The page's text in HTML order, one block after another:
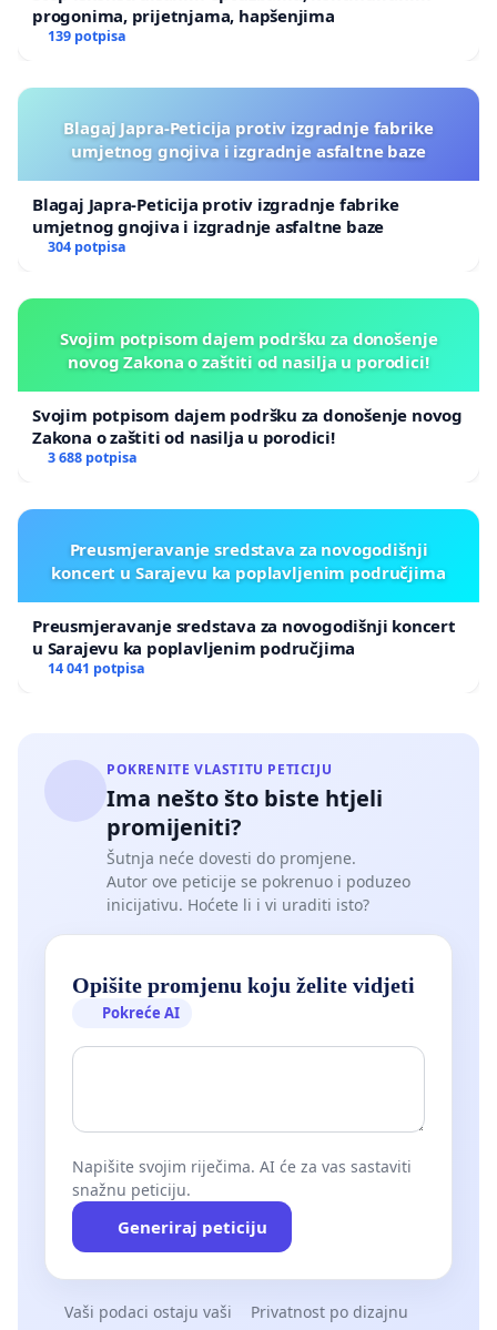
progonima, prijetnjama, hapšenjima
139 potpisa
Blagaj Japra-Peticija protiv izgradnje fabrike
umjetnog gnojiva i izgradnje asfaltne baze
Blagaj Japra-Peticija protiv izgradnje fabrike
umjetnog gnojiva i izgradnje asfaltne baze
304 potpisa
Svojim potpisom dajem podršku za donošenje
novog Zakona o zaštiti od nasilja u porodici!
Svojim potpisom dajem podršku za donošenje novog
Zakona o zaštiti od nasilja u porodici!
3 688 potpisa
Preusmjeravanje sredstava za novogodišnji
koncert u Sarajevu ka poplavljenim područjima
Preusmjeravanje sredstava za novogodišnji koncert
u Sarajevu ka poplavljenim područjima
14 041 potpisa
POKRENITE VLASTITU PETICIJU
Ima nešto što biste htjeli
promijeniti?
Šutnja neće dovesti do promjene.
Autor ove peticije se pokrenuo i poduzeo
inicijativu. Hoćete li i vi uraditi isto?
Opišite promjenu koju želite vidjeti
Pokreće AI
Napišite svojim riječima. AI će za vas sastaviti
snažnu peticiju.
Generiraj peticiju
Vaši podaci ostaju vaši Privatnost po dizajnu